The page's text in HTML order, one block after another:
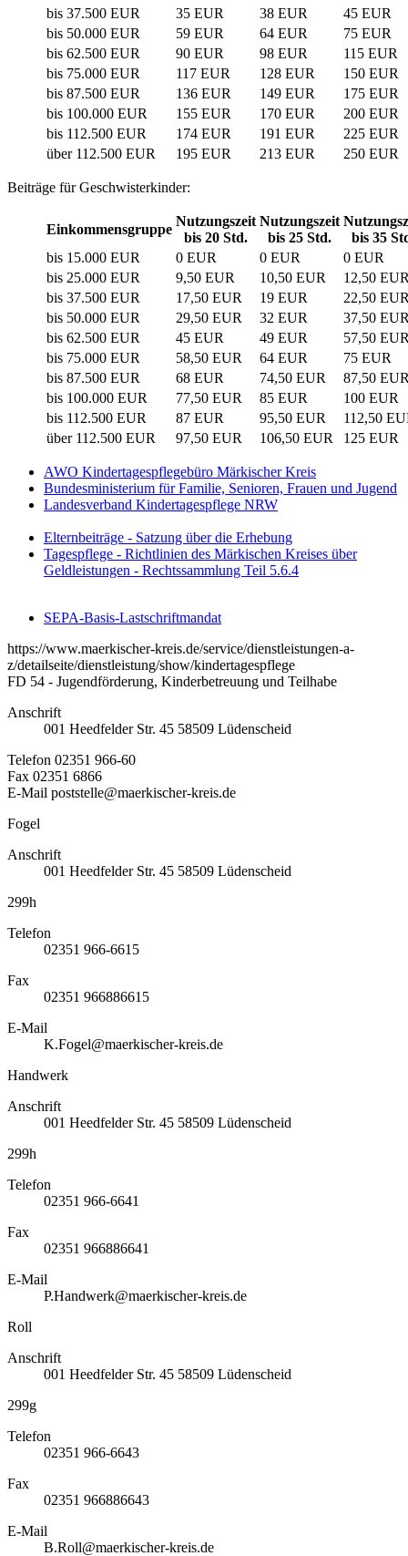
bis 37.500 EUR
35 EUR 38 EUR
45 EUR
bis 50.000 EUR
59 EUR 64 EUR
75 EUR
bis 62.500 EUR
90 EUR 98 EUR
115 EUR
bis 75.000 EUR
117 EUR 128 EUR
150 EUR
bis 87.500 EUR
136 EUR 149 EUR
175 EUR
bis 100.000 EUR
155 EUR 170 EUR
200 EUR
bis 112.500 EUR
174 EUR 191 EUR
225 EUR
über 112.500 EUR
195 EUR 213 EUR 250 EUR
Beiträge für Geschwisterkinder:
Einkommensgruppe
Nutzungszeit
bis 20 Std.
Nutzungszeit
bis 25 Std.
bis 35
bis 15.000 EUR
0 EUR 0 EUR
0 EUR
bis 25.000 EUR
9,50 EUR 10,50 EUR
12,50
bis 37.500 EUR
17,50 EUR 19 EUR
22,50
bis 50.000 EUR
29,50 EUR 32 EUR
37,50
bis 62.500 EUR
45 EUR 49 EUR
57,50
bis 75.000 EUR
58,50 EUR 64 EUR
75 EUR
bis 87.500 EUR
68 EUR 74,50 EUR
87,50
bis 100.000 EUR
77,50 EUR 85 EUR
100 EUR
bis 112.500 EUR
87 EUR 95,50 EUR
112,50
über 112.500 EUR
97,50 EUR 106,50 EUR 125 EUR
AWO Kindertagespflegebüro Märkischer Kreis
Bundesministerium für Familie, Senioren, Frauen und Jugend
Landesverband Kindertagespflege NRW
Elternbeiträge - Satzung über die Erhebung
Tagespflege - Richtlinien des Märkischen Kreises über
Geldleistungen - Rechtssammlung Teil 5.6.4
SEPA-Basis-Lastschriftmandat
https://www.maerkischer-kreis.de/service/dienstleistungen-a-
z/detailseite/dienstleistung/show/kindertagespflege
FD 54 - Jugendförderung, Kinderbetreuung und Teilhabe
Anschrift
001 Heedfelder Str. 45 58509 Lüdenscheid
Telefon 02351 966-60
Fax 02351 6866
E-Mail poststelle@maerkischer-kreis.de
Fogel
Anschrift
001 Heedfelder Str. 45 58509 Lüdenscheid
299h
Telefon
02351 966-6615
Fax
02351 966886615
E-Mail
K.Fogel@maerkischer-kreis.de
Handwerk
Anschrift
001 Heedfelder Str. 45 58509 Lüdenscheid
299h
Telefon
02351 966-6641
Fax
02351 966886641
E-Mail
P.Handwerk@maerkischer-kreis.de
Roll
Anschrift
001 Heedfelder Str. 45 58509 Lüdenscheid
299g
Telefon
02351 966-6643
Fax
02351 966886643
E-Mail
B.Roll@maerkischer-kreis.de